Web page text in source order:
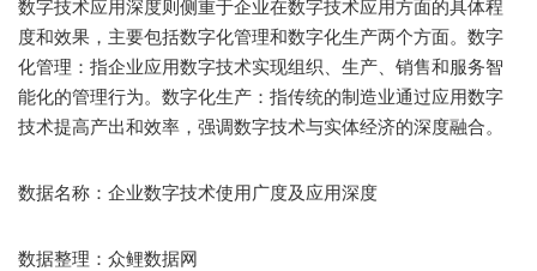
数字技术应用深度则侧重于企业在数字技术应用方面的具体程
度和效果，主要包括数字化管理和数字化生产两个方面。数字
化管理：指企业应用数字技术实现组织、生产、销售和服务智
能化的管理行为。数字化生产：指传统的制造业通过应用数字
技术提高产出和效率，强调数字技术与实体经济的深度融合。
数据名称：企业数字技术使用广度及应用深度
数据整理：众鲤数据网